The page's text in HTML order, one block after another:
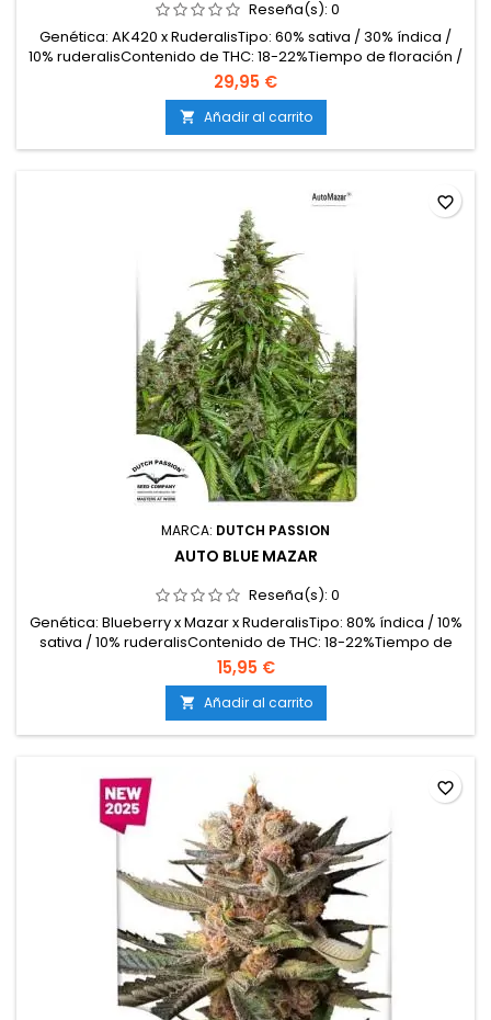
Reseña(s): 0
Genética: AK420 x RuderalisTipo: 60% sativa / 30% índica /
10% ruderalisContenido de THC: 18-22%Tiempo de floración /
ciclo completo: 9-10 semanas desde
germinaciónProducción en interior: 450-550
g/m²Producción en exterior: 75-150 g/plantaAltura: 80-120 cm
en interior; hasta 150 cm en exteriorAromas y sabores: Dulces
y afrutados con...
29,95 €
 Añadir al carrito
MARCA: DUTCH PASSION
AUTO BLUE MAZAR
Reseña(s): 0
Genética: Blueberry x Mazar x RuderalisTipo: 80% índica / 10%
sativa / 10% ruderalisContenido de THC: 18-22%Tiempo de
floración / ciclo completo: 10-11 semanas desde
germinaciónProducción en interior: 400-500
g/m²Producción en exterior: 70-120 g/plantaAltura: 70-100 cm
en interior; hasta 120 cm en exteriorAromas y
sabores: Dulces,...
15,95 €
 Añadir al carrito
favorite_border
favorite_border